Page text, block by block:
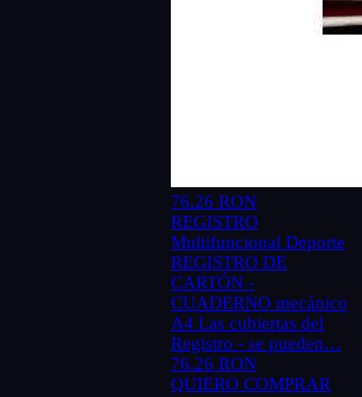
76.26 RON
REGISTRO
Multifuncional Deporte
REGISTRO DE
CARTÓN -
CUADERNO mecánico
A4 Las cubiertas del
Registro - se pueden…
76.26 RON
QUIERO COMPRAR